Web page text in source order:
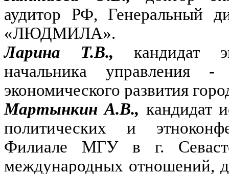
аудитор РФ, Генеральный
«ЛЮДМИЛА».
Ларина Т.В., кандидат
начальника управления -
экономического развития
Мартынкин А.В., кандидат
политических и
Филиале МГУ в г.
международных отношений,